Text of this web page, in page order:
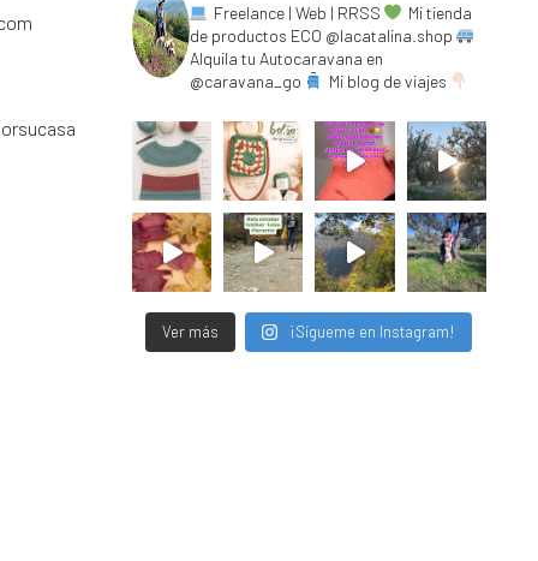
Freelance | Web | RRSS
Mi tienda
de productos ECO @lacatalina.shop
Alquila tu Autocaravana en
@caravana_go
Mi blog de viajes
Ver más ¡Sígueme en Instagram!